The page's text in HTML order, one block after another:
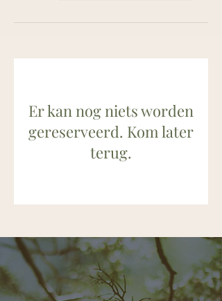
Er kan nog niets worden
gereserveerd. Kom later
terug.